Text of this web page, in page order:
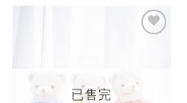
已售完